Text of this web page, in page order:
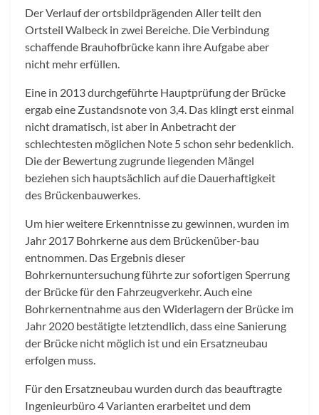
Der Verlauf der ortsbildprägenden Aller teilt den
Ortsteil Walbeck in zwei Bereiche. Die Verbindung
schaffende Brauhofbrücke kann ihre Aufgabe aber
nicht mehr erfüllen.
Eine in 2013 durchgeführte Hauptprüfung der Brücke
ergab eine Zustandsnote von 3,4. Das klingt erst einmal
nicht dramatisch, ist aber in Anbetracht der
schlechtesten möglichen Note 5 schon sehr bedenklich.
Die der Bewertung zugrunde liegenden Mängel
beziehen sich hauptsächlich auf die Dauerhaftigkeit
des Brückenbauwerkes.
Um hier weitere Erkenntnisse zu gewinnen, wurden im
Jahr 2017 Bohrkerne aus dem Brückenüber-bau
entnommen. Das Ergebnis dieser
Bohrkernuntersuchung führte zur sofortigen Sperrung
der Brücke für den Fahrzeugverkehr. Auch eine
Bohrkernentnahme aus den Widerlagern der Brücke im
Jahr 2020 bestätigte letztendlich, dass eine Sanierung
der Brücke nicht möglich ist und ein Ersatzneubau
erfolgen muss.
Für den Ersatzneubau wurden durch das beauftragte
Ingenieurbüro 4 Varianten erarbeitet und dem